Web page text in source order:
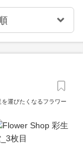
運びたくなるフラワー